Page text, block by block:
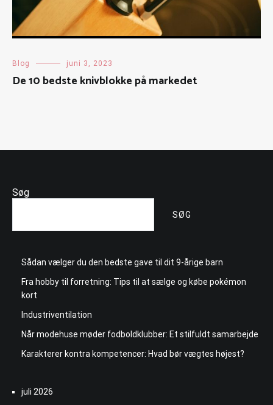
Blog juni 3, 2023
De 10 bedste knivblokke på markedet
Søg
SØG
Sådan vælger du den bedste gave til dit 9-årige barn
Fra hobby til forretning: Tips til at sælge og købe pokémon
kort
Industriventilation
Når modehuse møder fodboldklubber: Et stilfuldt samarbejde
Karakterer kontra kompetencer: Hvad bør vægtes højest?
juli 2026